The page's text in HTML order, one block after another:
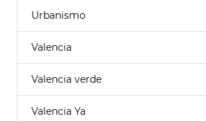
Urbanismo
Valencia
Valencia verde
Valencia Ya